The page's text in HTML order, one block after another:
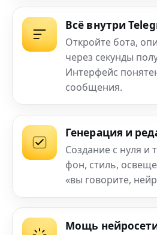
Всё внутри
Откройте бота,
через секунды
Интерфейс
сообщения.
Генерация и
Создание с нуля и
фон, стиль,
«вы говорите,
Мощь